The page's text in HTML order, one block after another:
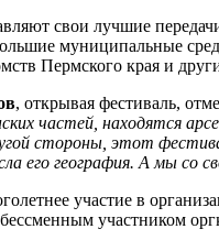
свои лучшие
муниципальные
Пермского края и
, открывая фестиваль,
частей, находятся
стороны, этот
его география. А мы со
участие в
участником